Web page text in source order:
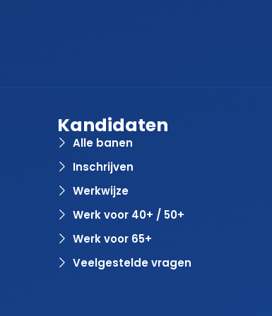
Kandidaten
Alle banen
Inschrijven
Werkwijze
Werk voor 40+ / 50+
Werk voor 65+
Veelgestelde vragen